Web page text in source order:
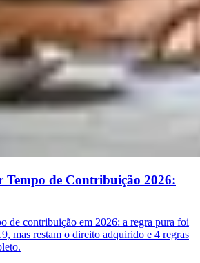
Tempo de Contribuição 2026:
de contribuição em 2026: a regra pura foi
mas restam o direito adquirido e 4 regras